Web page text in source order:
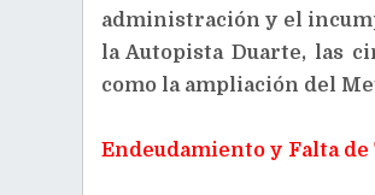
administración y el
la Autopista Duarte, las
como la ampliación del
Endeudamiento y Falta